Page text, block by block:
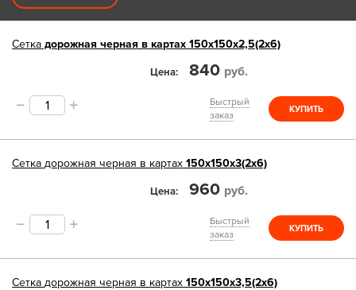
Сетка дорожная черная в картах 150х150х2,5(2х6)
Цена 840 руб.
Быстрый
заказ
КУПИТЬ
Сетка дорожная черная в картах 150х150х3(2х6)
Цена 960 руб.
Быстрый
заказ
КУПИТЬ
Сетка дорожная черная в картах 150х150х3,5(2х6)